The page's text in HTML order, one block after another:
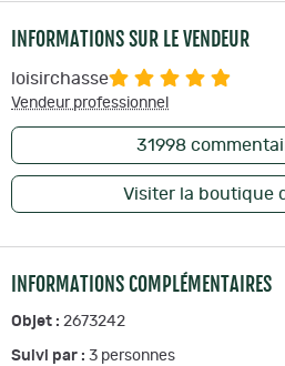
INFORMATIONS SUR LE VENDEUR
loisirchasse
Vendeur professionnel
31998
Visiter la boutique
INFORMATIONS COMPLÉMENTAIRES
Objet : 2673242
Suivi par : 3 personnes